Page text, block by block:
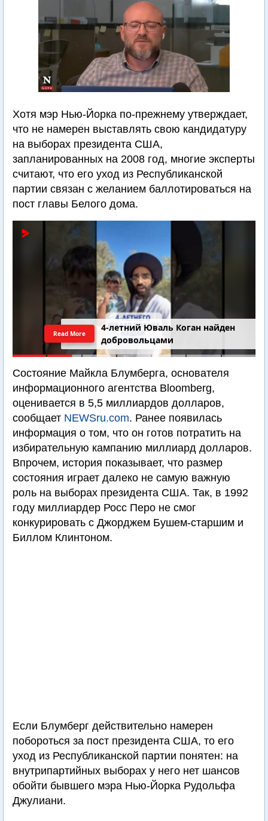
Хотя мэр Нью-Йорка по-прежнему утверждает,
что не намерен выставлять свою кандидатуру
на выборах президента США,
запланированных на 2008 год, многие эксперты
считают, что его уход из Республиканской
партии связан с желанием баллотироваться на
пост главы Белого дома.
4-летний Юваль Коган найден
добровольцами
Read More
Состояние Майкла Блумберга, основателя
информационного агентства Bloomberg,
оценивается в 5,5 миллиардов долларов,
сообщает NEWSru.com. Ранее появилась
информация о том, что он готов потратить на
избирательную кампанию миллиард долларов.
Впрочем, история показывает, что размер
состояния играет далеко не самую важную
роль на выборах президента США. Так, в 1992
году миллиардер Росс Перо не смог
конкурировать с Джорджем Бушем-старшим и
Биллом Клинтоном.
Если Блумберг действительно намерен
побороться за пост президента США, то его
уход из Республиканской партии понятен: на
внутрипартийных выборах у него нет шансов
обойти бывшего мэра Нью-Йорка Рудольфа
Джулиани.